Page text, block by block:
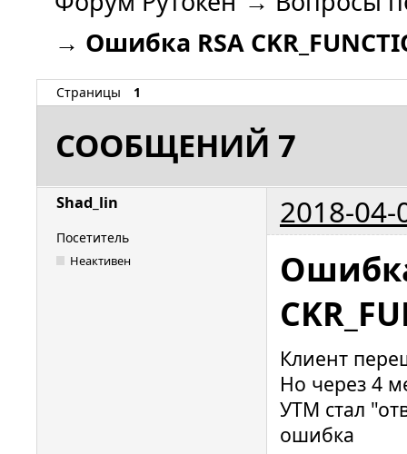
→ Ошибка RSA
Страницы 1
СООБЩЕНИЙ 7
Shad_lin 2018-04-
Посетитель
Неактивен
Клиент
Но через 4
УТМ стал
ошибка